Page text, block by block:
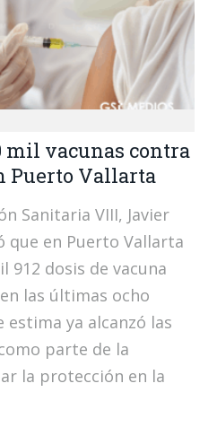
mil vacunas contra
Puerto Vallarta
Sanitaria VIII, Javier
que en Puerto Vallarta
912 dosis de vacuna
las últimas ocho
estima ya alcanzó las
parte de la
la protección en la